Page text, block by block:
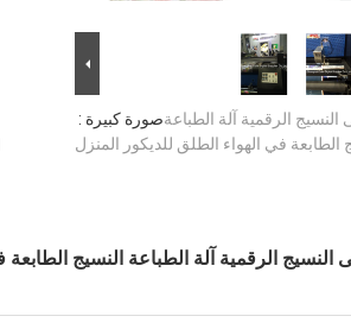
صورة كبيرة :النسيج الرقمية آلة الطباعة
الطابعة في الهواء الطلق للديكور المنزل
النسيج الرقمية آلة الطباعة النسيج الطابعة